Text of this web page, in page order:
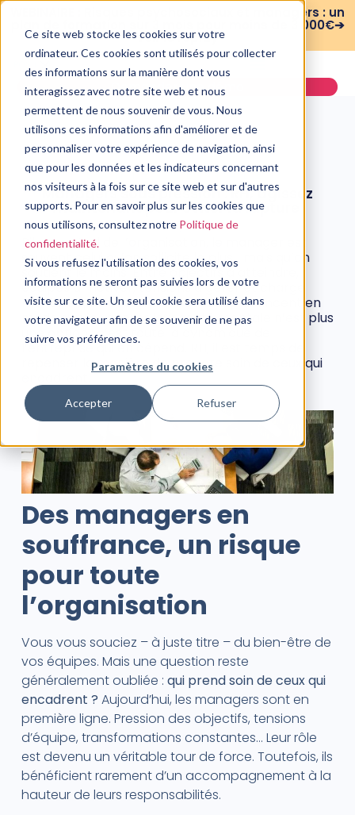
Ce site web stocke les cookies sur votre
ordinateur. Ces cookies sont utilisés pour collecter
des informations sur la manière dont vous
interagissez avec notre site web et nous
permettent de nous souvenir de vous. Nous
utilisons ces informations afin d'améliorer et de
personnaliser votre expérience de navigation, ainsi
que pour les données et les indicateurs concernant
nos visiteurs à la fois sur ce site web et sur d'autres
supports. Pour en savoir plus sur les cookies que
nous utilisons, consultez notre Politique de
confidentialité.
Si vous refusez l'utilisation des cookies, vos
informations ne seront pas suivies lors de votre
visite sur ce site. Un seul cookie sera utilisé dans
votre navigateur afin de se souvenir de ne pas
suivre vos préférences.
Paramètres du cookies
Accepter Refuser
WEBINAIRE : Risques psychosociaux et managers : un
plan de formation sur 3 mois pour moins de 3 000€➔
voir le replay
Demander une démo
SANTÉ MENTALE
Managers sous pression : RH, agissez
maintenant pour éviter la rupture
25 mai, 2025
Pilier central de l’organisation, le manager est
souvent celui qu’on sollicite le plus… mais qu’on
soutient le moins. Entre objectifs à atteindre,
équipes à motiver, tensions à gérer et charge
mentale qui s’accumule, beaucoup avancent en
mode survie. Ignorer leur santé mentale n’est plus
une option : c’est toute la dynamique de
l’entreprise qui en dépend. RH, il est temps de
repenser la manière de prendre soin de ceux qui
Des managers en
souffrance, un risque
pour toute
l’organisation
Vous vous souciez – à juste titre – du bien-être de
vos équipes. Mais une question reste
généralement oubliée : qui prend soin de ceux qui
encadrent ? Aujourd’hui, les managers sont en
première ligne. Pression des objectifs, tensions
d’équipe, transformations constantes… Leur rôle
est devenu un véritable tour de force. Toutefois, ils
bénéficient rarement d’un accompagnement à la
hauteur de leurs responsabilités.